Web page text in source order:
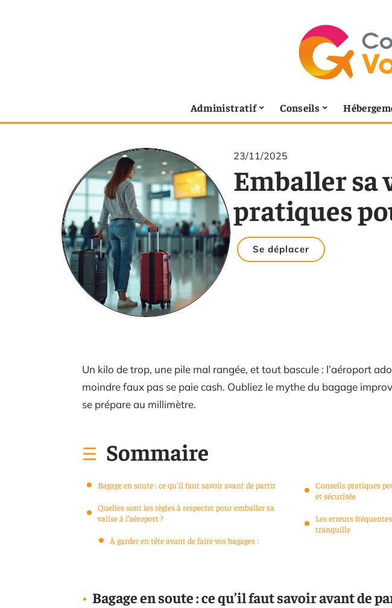
Administratif Conseils
23/11/2025
Emballer sa
pratiques
Se déplacer
Un kilo de trop, une pile mal rangée, et tout bascule : l’aéroport
moindre faux pas se paie cash. Oubliez le mythe du bagage
se prépare au millimètre.
Sommaire
Bagage en soute : ce qu’il faut savoir avant de partir
Quelles sont les règles à respecter pour emballer sa
valise à l’aéroport ?
À garder en tête avant de faire vos bagages :
Conseils pratiques
et sécurisée
Les erreurs
tranquille
Bagage en soute : ce qu’il faut savoir avant de